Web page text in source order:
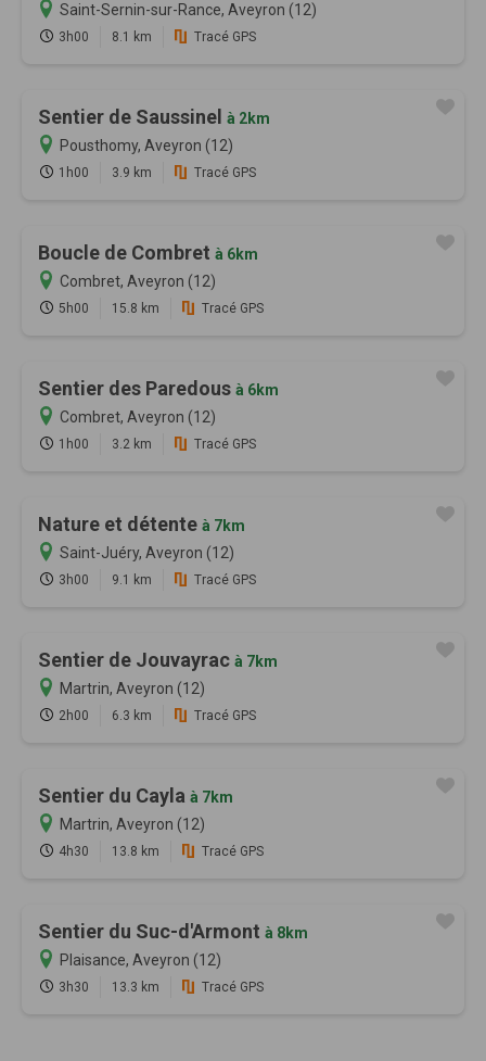
Saint-Sernin-sur-Rance, Aveyron (12)
3h00 8.1 km Tracé GPS
Sentier de Saussinel à 2km
Pousthomy, Aveyron (12)
1h00 3.9 km Tracé GPS
Boucle de Combret à 6km
Combret, Aveyron (12)
5h00 15.8 km Tracé GPS
Sentier des Paredous à 6km
Combret, Aveyron (12)
1h00 3.2 km Tracé GPS
Nature et détente à 7km
Saint-Juéry, Aveyron (12)
3h00 9.1 km Tracé GPS
Sentier de Jouvayrac à 7km
Martrin, Aveyron (12)
2h00 6.3 km Tracé GPS
Sentier du Cayla à 7km
Martrin, Aveyron (12)
4h30 13.8 km Tracé GPS
Sentier du Suc-d'Armont à 8km
Plaisance, Aveyron (12)
3h30 13.3 km Tracé GPS